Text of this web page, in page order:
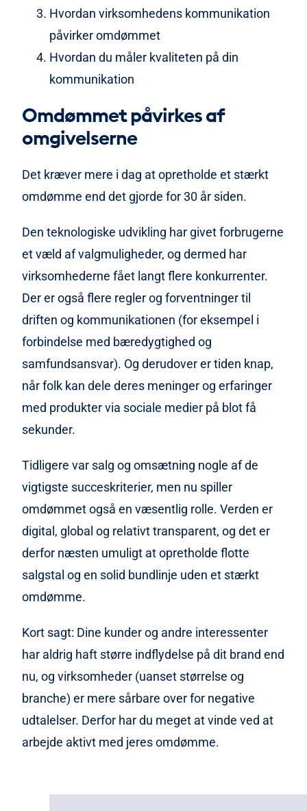
Hvordan virksomhedens kommunikation
påvirker omdømmet
Hvordan du måler kvaliteten på din
kommunikation
Omdømmet påvirkes af
omgivelserne
Det kræver mere i dag at opretholde et stærkt
omdømme end det gjorde for 30 år siden.
Den teknologiske udvikling har givet forbrugerne
et væld af valgmuligheder, og dermed har
virksomhederne fået langt flere konkurrenter.
Der er også flere regler og forventninger til
driften og kommunikationen (for eksempel i
forbindelse med bæredygtighed og
samfundsansvar). Og derudover er tiden knap,
når folk kan dele deres meninger og erfaringer
med produkter via sociale medier på blot få
sekunder.
Tidligere var salg og omsætning nogle af de
vigtigste succeskriterier, men nu spiller
omdømmet også en væsentlig rolle. Verden er
digital, global og relativt transparent, og det er
derfor næsten umuligt at opretholde flotte
salgstal og en solid bundlinje uden et stærkt
omdømme.
Kort sagt: Dine kunder og andre interessenter
har aldrig haft større indflydelse på dit brand end
nu, og virksomheder (uanset størrelse og
branche) er mere sårbare over for negative
udtalelser. Derfor har du meget at vinde ved at
arbejde aktivt med jeres omdømme.